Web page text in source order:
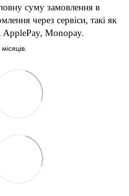
суму замовлення в
через сервіси, такі як
Monopay.